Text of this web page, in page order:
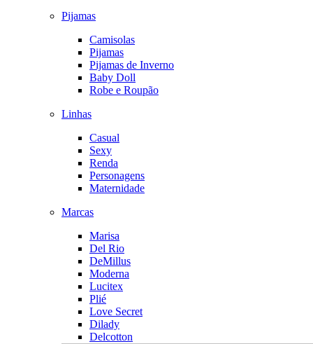
Pijamas
Camisolas
Pijamas
Pijamas de Inverno
Baby Doll
Robe e Roupão
Linhas
Casual
Sexy
Renda
Personagens
Maternidade
Marcas
Marisa
Del Rio
DeMillus
Moderna
Lucitex
Plié
Love Secret
Dilady
Delcotton